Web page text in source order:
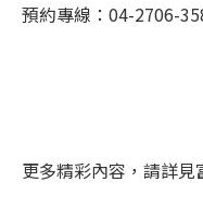
預約專線：04-2706-
更多精彩內容，請詳見